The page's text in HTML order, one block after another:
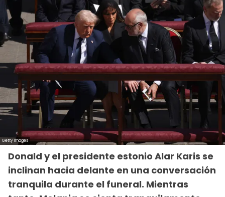
Donald y el presidente estonio Alar Karis se
inclinan hacia delante en una conversación
tranquila durante el funeral. Mientras